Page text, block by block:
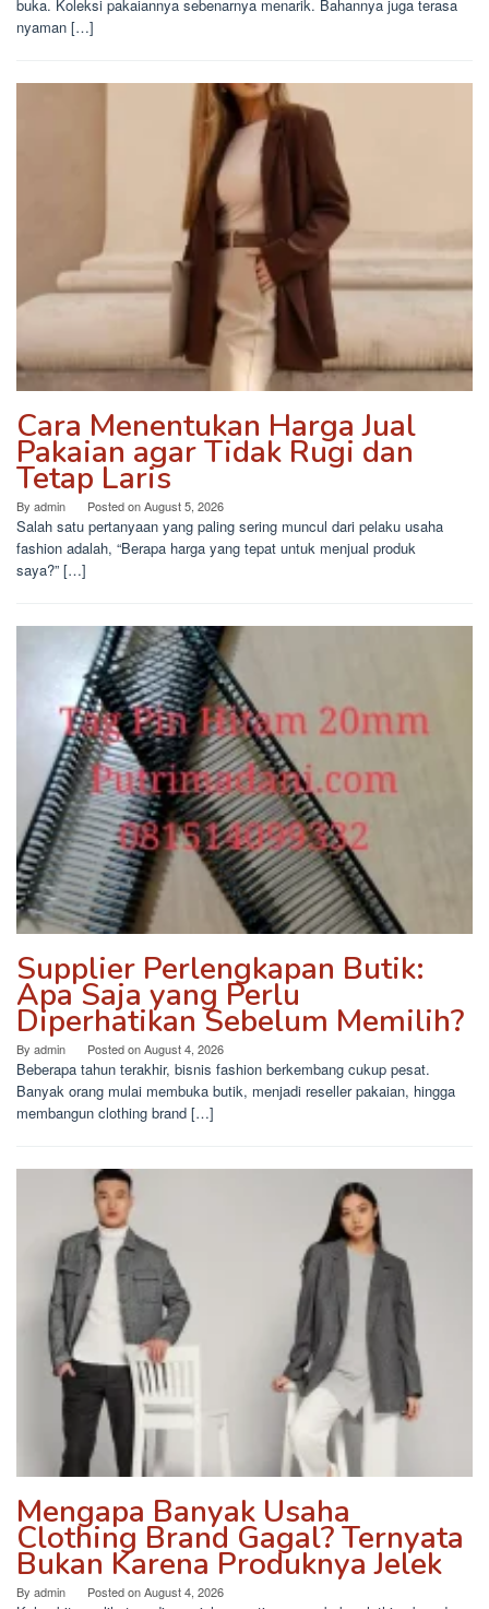
buka. Koleksi pakaiannya sebenarnya menarik. Bahannya juga terasa
nyaman […]
Cara Menentukan Harga Jual
Pakaian agar Tidak Rugi dan
Tetap Laris
By admin Posted onAugust 5, 2026
Salah satu pertanyaan yang paling sering muncul dari pelaku usaha
fashion adalah, “Berapa harga yang tepat untuk menjual produk
saya?” […]
Supplier Perlengkapan Butik:
Apa Saja yang Perlu
Diperhatikan Sebelum Memilih?
By admin Posted onAugust 4, 2026
Beberapa tahun terakhir, bisnis fashion berkembang cukup pesat.
Banyak orang mulai membuka butik, menjadi reseller pakaian, hingga
membangun clothing brand […]
Mengapa Banyak Usaha
Clothing Brand Gagal? Ternyata
Bukan Karena Produknya Jelek
By admin Posted onAugust 4, 2026